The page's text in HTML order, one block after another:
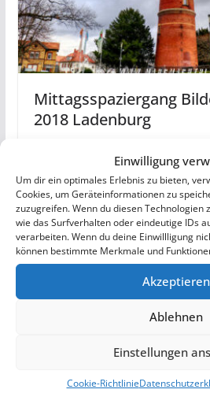
Einwilligung
Um dir ein optimales Erlebnis zu bieten,
Cookies, um Geräteinformationen zu
zuzugreifen. Wenn du diesen Technologien
wie das Surfverhalten oder eindeutige IDs
verarbeiten. Wenn du deine Einwillligung
können bestimmte Merkmale und
Akzeptieren
Ablehnen
Einstellungen
Cookie-Richtlinie
Mittagsspaziergang
2018 Ladenburg
Schreibe einen
Deine E-Mail-Adresse wird nicht
Erforderliche Felder sind mit*